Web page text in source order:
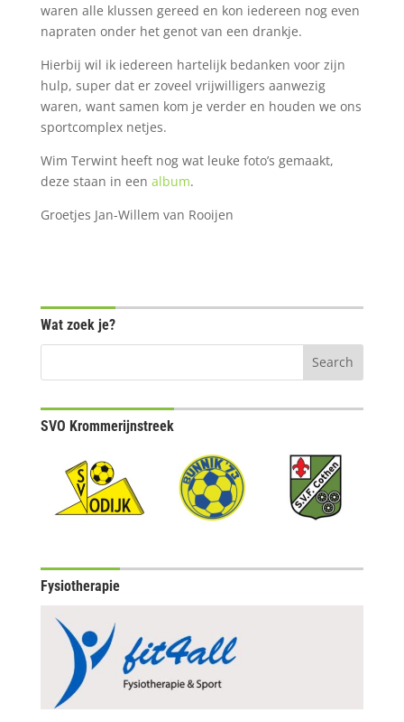
waren alle klussen gereed en kon iedereen nog even
napraten onder het genot van een drankje.
Hierbij wil ik iedereen hartelijk bedanken voor zijn
hulp, super dat er zoveel vrijwilligers aanwezig
waren, want samen kom je verder en houden we ons
sportcomplex netjes.
Wim Terwint heeft nog wat leuke foto’s gemaakt,
deze staan in een album.
Groetjes Jan-Willem van Rooijen
Wat zoek je?
SVO Krommerijnstreek
Fysiotherapie